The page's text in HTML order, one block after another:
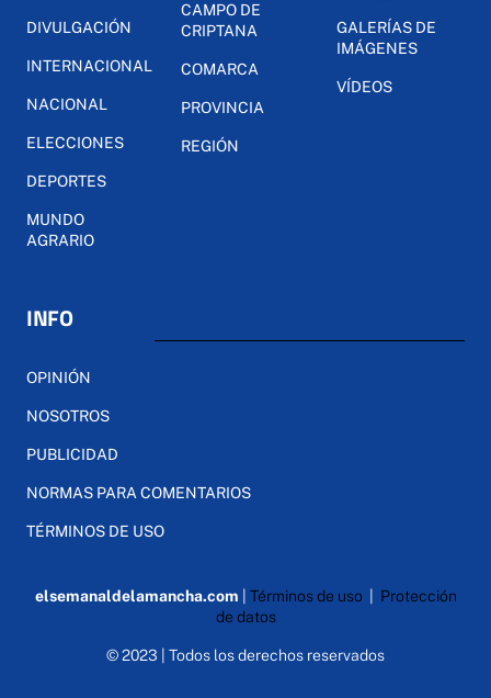
DIVULGACIÓN
INTERNACIONAL
NACIONAL
ELECCIONES
DEPORTES
MUNDO
AGRARIO
CAMPO DE
CRIPTANA
COMARCA
PROVINCIA
REGIÓN
GALERÍAS DE
IMÁGENES
VÍDEOS
INFO
OPINIÓN
NOSOTROS
PUBLICIDAD
NORMAS PARA COMENTARIOS
TÉRMINOS DE USO
elsemanaldelamancha.com Términos de uso| Protección
de datos
© 2023 | Todos los derechos reservados